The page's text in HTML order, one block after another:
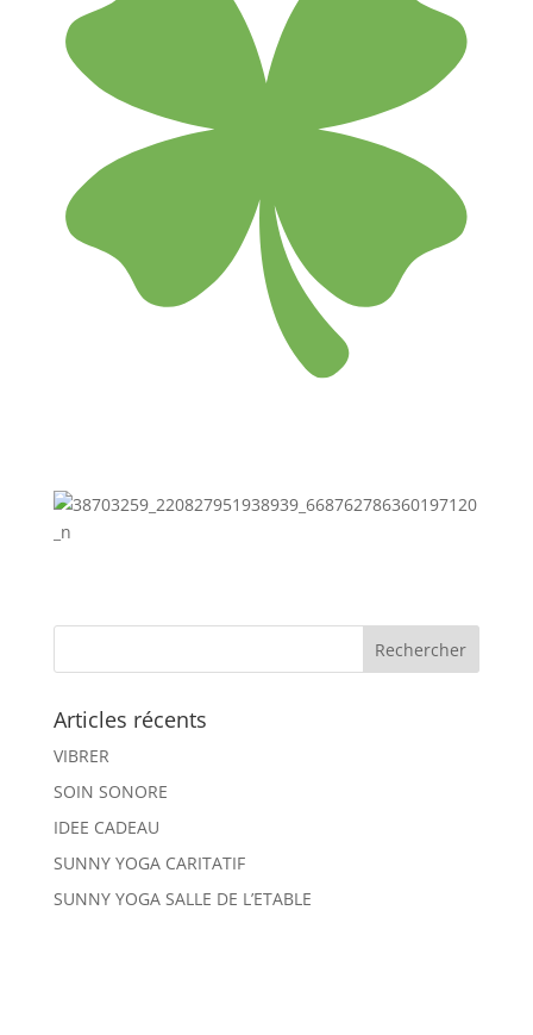
Articles récents
VIBRER
SOIN SONORE
IDEE CADEAU
SUNNY YOGA CARITATIF
SUNNY YOGA SALLE DE L’ETABLE